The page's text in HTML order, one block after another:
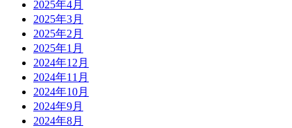
2025年4月
2025年3月
2025年2月
2025年1月
2024年12月
2024年11月
2024年10月
2024年9月
2024年8月